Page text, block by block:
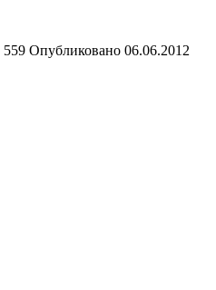
559 Опубликовано 06.06.2012